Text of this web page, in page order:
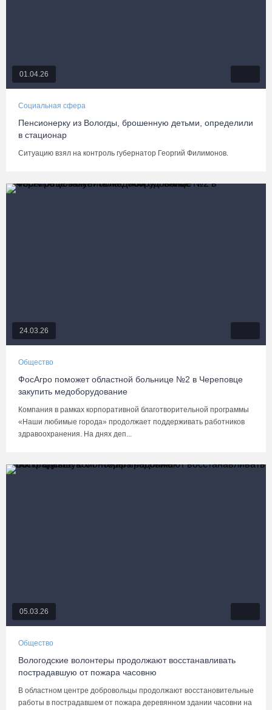
01.04.26
Социальная сфера
Пенсионерку из Вологды, брошенную детьми, определили
в стационар
Ситуацию взял на контроль губернатор Георгий Филимонов.
24.03.26
Общество
ФосАгро поможет областной больнице №2 в Череповце
закупить медоборудование
Компания в рамках корпоративной благотворительной программы
«Наши любимые города» продолжает поддерживать работников
здравоохранения. На днях деп...
05.03.26
Общество
Вологодские волонтеры продолжают восстанавливать
пострадавшую от пожара часовню
В областном центре добровольцы продолжают восстановительные
работы в пострадавшем от пожара деревянном здании часовни на